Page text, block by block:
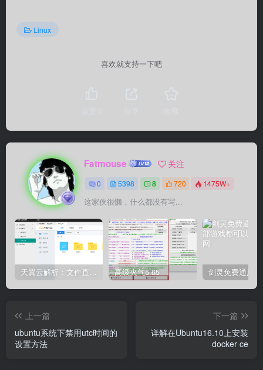
Linux
喜欢就支持一下吧
Fatmouse 关注
0 5398 8 720 1475W+
这家伙很懒，什么都没有写...
天翼云解析：文件直链获取源码 高级火气5.65
上一篇
ubuntu系统下禁用utc时间的
设置方法
下一篇
详解在Ubuntu16.10上安装
docker ce